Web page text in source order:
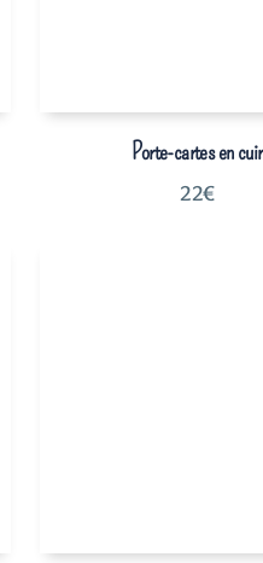
Porte-cartes en cuir
22€